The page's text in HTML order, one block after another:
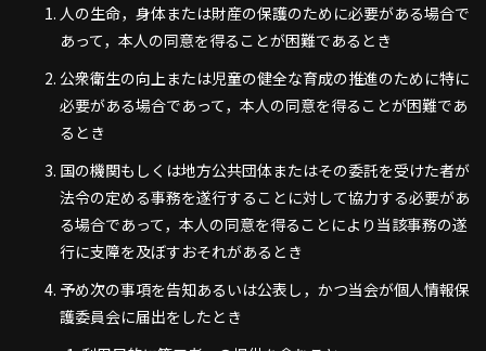
人の生命，身体または財産の保護のために必要がある場合で
あって，本人の同意を得ることが困難であるとき
公衆衛生の向上または児童の健全な育成の推進のために特に
必要がある場合であって，本人の同意を得ることが困難であ
るとき
国の機関もしくは地方公共団体またはその委託を受けた者が
法令の定める事務を遂行することに対して協力する必要があ
る場合であって，本人の同意を得ることにより当該事務の遂
行に支障を及ぼすおそれがあるとき
予め次の事項を告知あるいは公表し，かつ当会が個人情報保
護委員会に届出をしたとき